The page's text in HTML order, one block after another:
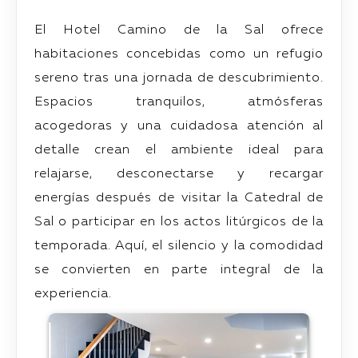
El Hotel Camino de la Sal ofrece
habitaciones concebidas como un refugio
sereno tras una jornada de descubrimiento.
Espacios tranquilos, atmósferas
acogedoras y una cuidadosa atención al
detalle crean el ambiente ideal para
relajarse, desconectarse y recargar
energías después de visitar la Catedral de
Sal o participar en los actos litúrgicos de la
temporada. Aquí, el silencio y la comodidad
se convierten en parte integral de la
experiencia.